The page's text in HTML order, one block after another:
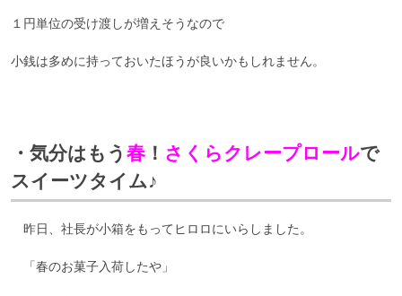
１円単位の受け渡しが増えそうなので
小銭は多めに持っておいたほうが良いかもしれません。
・気分はもう 春 ！ さくらクレープロールで
スイーツタイム♪
昨日、社長が小箱をもってヒロロにいらしました。
「春のお菓子入荷したや」